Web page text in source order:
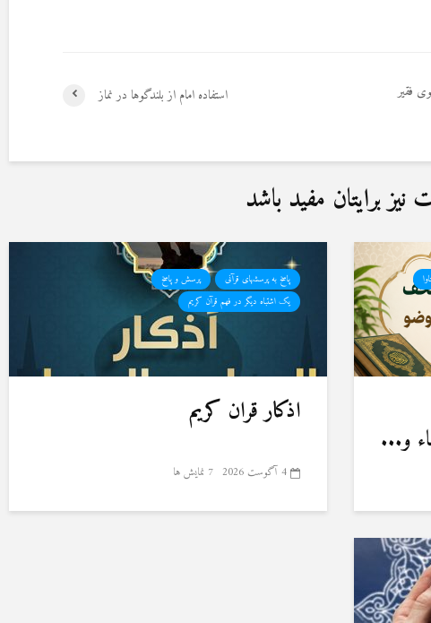
استفاده امام از بلندگوها در نماز فقیر
برایتان مفید باشد
و...
پاسخ به پرسشهای قرآنی
پرسش و پاسخ
یک اشتباه دیگر در فهم قرآن کریم
اذکار قران کریم
4 آگوست 2026 7 نمایش ها